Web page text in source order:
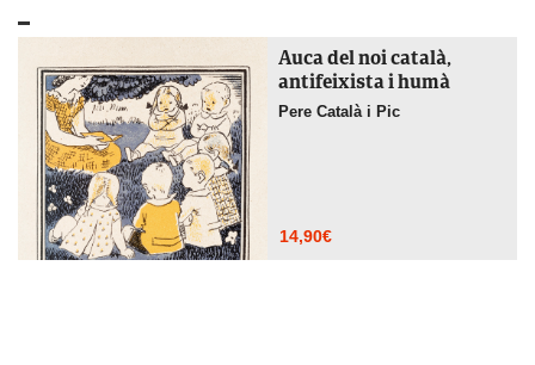
Auca del noi català,
antifeixista i humà
Pere Català i Pic
14,90€